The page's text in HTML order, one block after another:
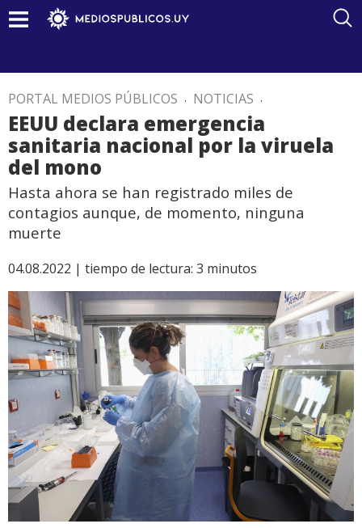
PORTAL MEDIOS PÚBLICOS . NOTICIAS .
EEUU declara emergencia
sanitaria nacional por la viruela
del mono
Hasta ahora se han registrado miles de
contagios aunque, de momento, ninguna
muerte
04.08.2022 | tiempo de lectura: 3 minutos